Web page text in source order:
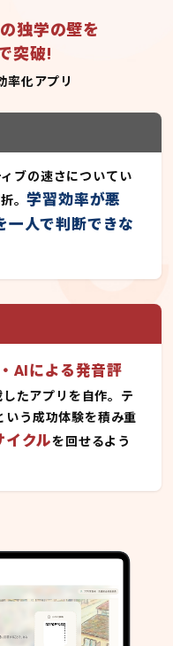
独学の壁を
突破!
率化アプリ
ブの速さについてい
。学習効率が悪
一人で判断できな
AIによる発音評
したアプリを自作。テ
いう成功体験を積み重
イクルを回せるよう